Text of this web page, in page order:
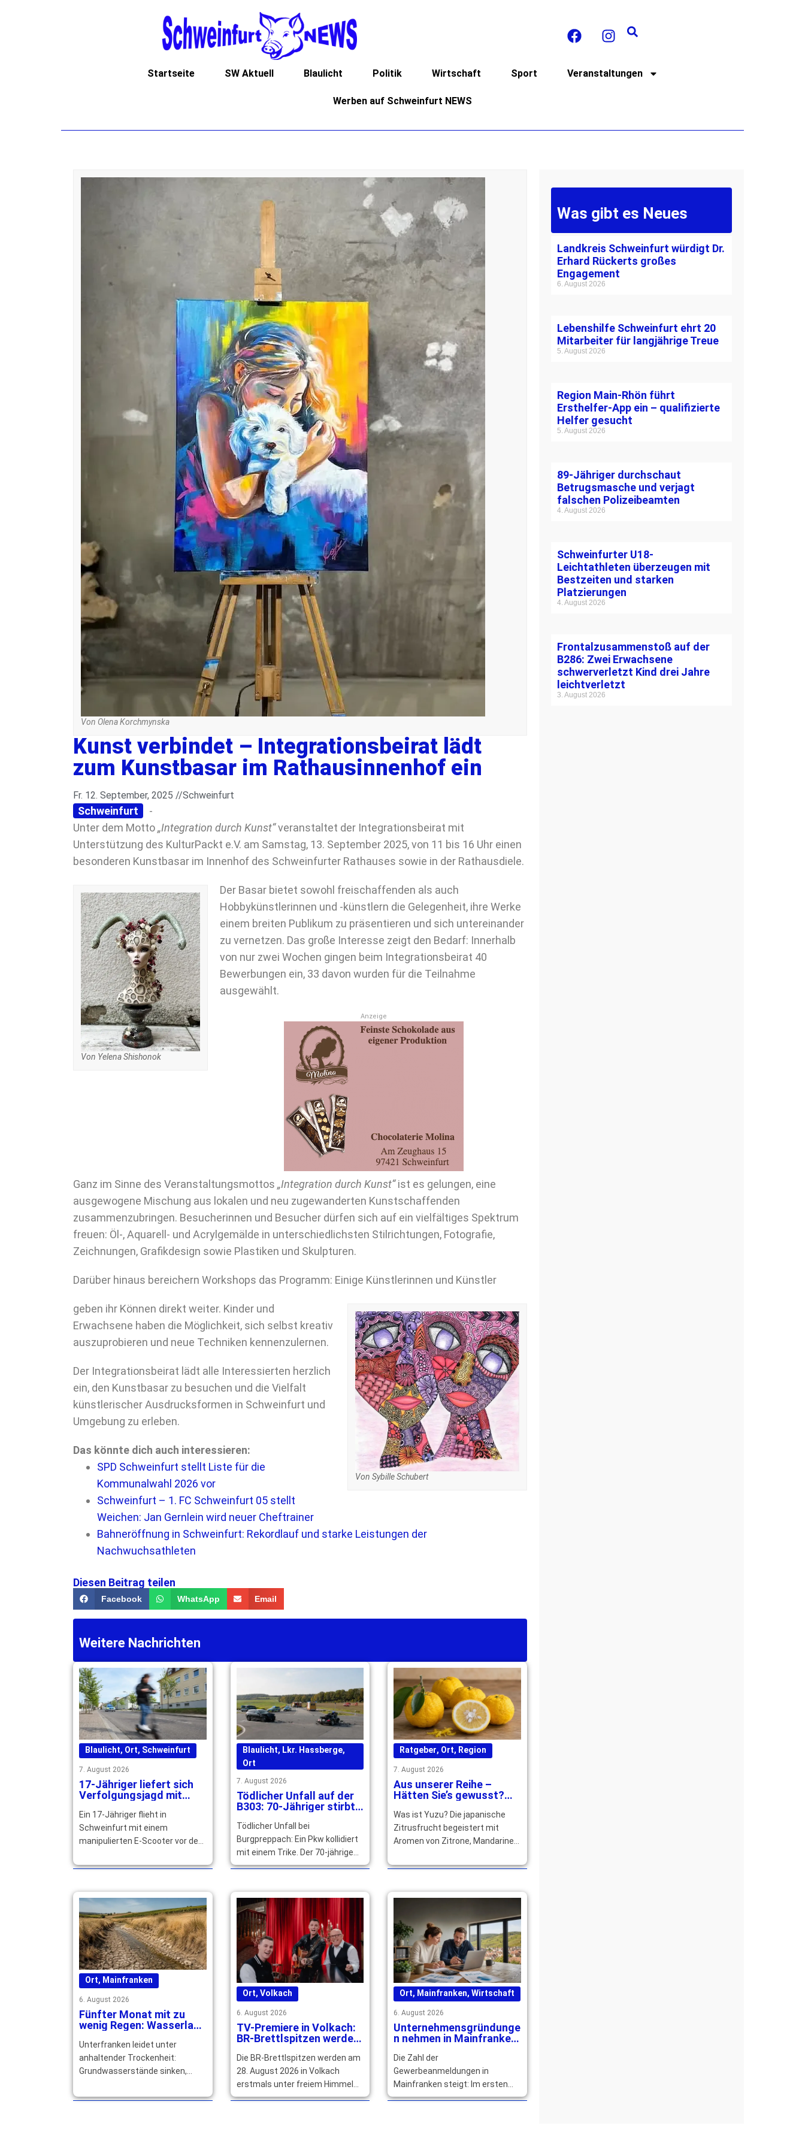
Startseite SW Aktuell Blaulicht Politik Wirtschaft Sport Veranstaltungen
Werben auf Schweinfurt NEWS
Von Olena Korchmynska
Kunst verbindet – Integrationsbeirat lädt
zum Kunstbasar im Rathausinnenhof ein
Fr. 12. September, 2025 //Schweinfurt
Schweinfurt
-
Unter dem Motto„Integration durch Kunst“veranstaltet der Integrationsbeirat mit
Unterstützung des KulturPackt e.V. am Samstag, 13. September 2025, von 11 bis 16 Uhr einen
besonderen Kunstbasar im Innenhof des Schweinfurter Rathauses sowie in der Rathausdiele.
Von Yelena Shishonok
Der Basar bietet sowohl freischaffenden als auch
Hobbykünstlerinnen und -künstlern die Gelegenheit, ihre Werke
einem breiten Publikum zu präsentieren und sich untereinander
zu vernetzen. Das große Interesse zeigt den Bedarf: Innerhalb
von nur zwei Wochen gingen beim Integrationsbeirat 40
Bewerbungen ein, 33 davon wurden für die Teilnahme
ausgewählt.
Anzeige
Ganz im Sinne des Veranstaltungsmottos „Integration durch Kunst“ist es gelungen, eine
ausgewogene Mischung aus lokalen und neu zugewanderten Kunstschaffenden
zusammenzubringen. Besucherinnen und Besucher dürfen sich auf ein vielfältiges Spektrum
freuen: Öl-, Aquarell- und Acrylgemälde in unterschiedlichsten Stilrichtungen, Fotografie,
Zeichnungen, Grafikdesign sowie Plastiken und Skulpturen.
Darüber hinaus bereichern Workshops das Programm: Einige Künstlerinnen und Künstler
Von Sybille Schubert
geben ihr Können direkt weiter. Kinder und
Erwachsene haben die Möglichkeit, sich selbst kreativ
auszuprobieren und neue Techniken kennenzulernen.
Der Integrationsbeirat lädt alle Interessierten herzlich
ein, den Kunstbasar zu besuchen und die Vielfalt
künstlerischer Ausdrucksformen in Schweinfurt und
Umgebung zu erleben.
Das könnte dich auch interessieren:
SPD Schweinfurt stellt Liste für die
Kommunalwahl 2026 vor
Schweinfurt – 1. FC Schweinfurt 05 stellt
Weichen: Jan Gernlein wird neuer Cheftrainer
Bahneröffnung in Schweinfurt: Rekordlauf und starke Leistungen der
Nachwuchsathleten
Diesen Beitrag teilen
Facebook WhatsApp Email
Weitere Nachrichten
Blaulicht, Ort, Schweinfurt
7. August 2026
17-Jähriger liefert sich
Verfolgungsjagd mit
Ein 17-Jähriger flieht in
Schweinfurt mit einem
manipulierten E-Scooter vor der
die Fahrt – mehrere … mehr
Blaulicht, Lkr. Hassberge,
Ort
7. August 2026
Tödlicher Unfall auf der
B303: 70-Jähriger stirbt
Tödlicher Unfall bei
Burgpreppach: Ein Pkw kollidiert
mit einem Trike. Der 70-jährige
Fahrer stirbt, sein 14-jähriger
mehr
Ratgeber, Ort, Region
7. August 2026
Aus unserer Reihe –
Hätten Sie’s gewusst?
Cocktails verfeinert
Was ist Yuzu? Die japanische
Zitrusfrucht begeistert mit
Aromen von Zitrone, Mandarine
Speisen und Getränke raffiniert.
Ort, Mainfranken
6. August 2026
Fünfter Monat mit zu
wenig Regen: Wasserlage
sich zu
Unterfranken leidet unter
anhaltender Trockenheit:
Grundwasserstände sinken,
Trinkwasserversorgung bleibt
Ort, Volkach
6. August 2026
TV-Premiere in Volkach:
BR-Brettlspitzen werden
aufgezeichnet
Die BR-Brettlspitzen werden am
28. August 2026 in Volkach
erstmals unter freiem Himmel
live für das BR Fernsehen
Ort, Mainfranken,Wirtschaft
6. August 2026
Unternehmensgründunge
n nehmen in Mainfranken
Die Zahl der
Gewerbeanmeldungen in
Mainfranken steigt: Im ersten
Halbjahr 2026 wurden insgesamt
Was gibt es Neues
Landkreis Schweinfurt würdigt Dr.
Erhard Rückerts großes
Engagement
6. August 2026
Lebenshilfe Schweinfurt ehrt 20
Mitarbeiter für langjährige Treue
5. August 2026
Region Main-Rhön führt
Ersthelfer-App ein – qualifizierte
Helfer gesucht
5. August 2026
89-Jähriger durchschaut
Betrugsmasche und verjagt
falschen Polizeibeamten
4. August 2026
Schweinfurter U18-
Leichtathleten überzeugen mit
Bestzeiten und starken
Platzierungen
4. August 2026
Frontalzusammenstoß auf der
B286: Zwei Erwachsene
schwerverletzt Kind drei Jahre
leichtverletzt
3. August 2026